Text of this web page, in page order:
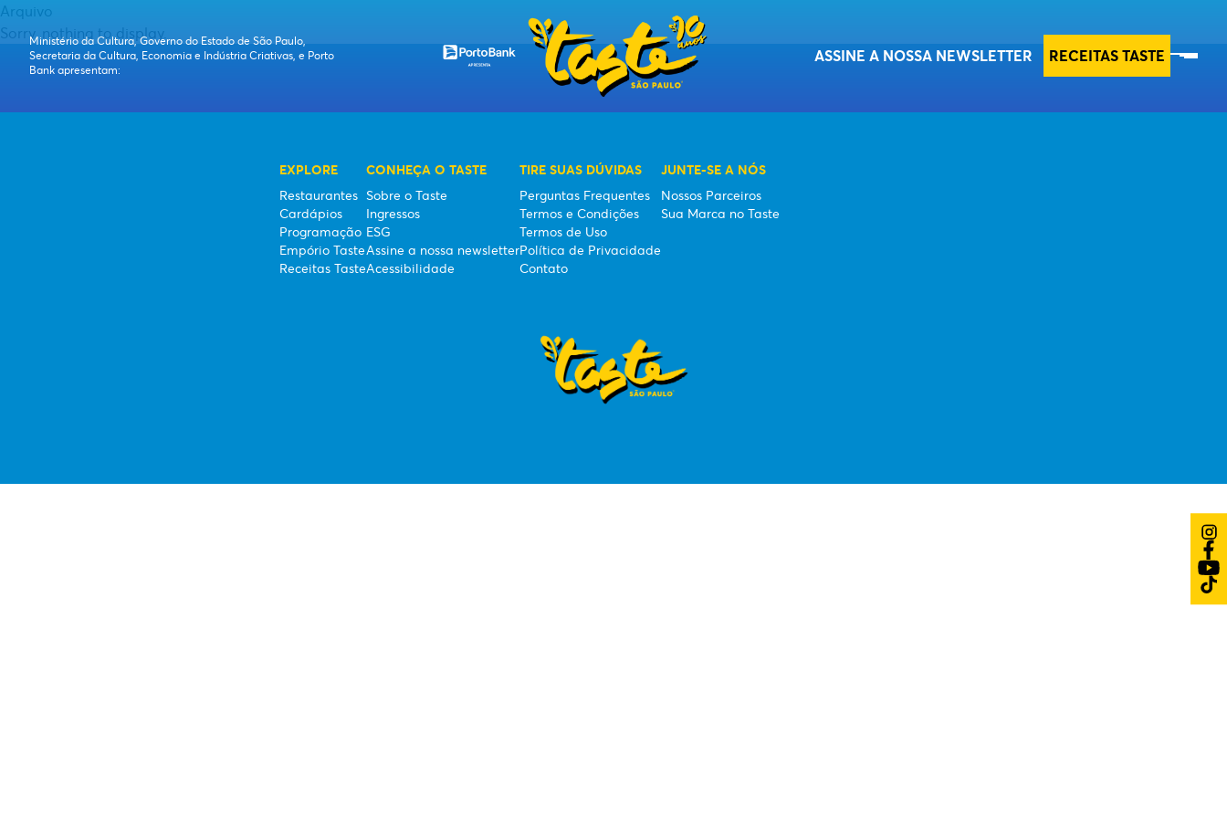
Ministério da Cultura, Governo do Estado de São Paulo,
Secretaria da Cultura, Economia e Indústria Criativas, e Porto
Bank apresentam:
ASSINE A NOSSA NEWSLETTER RECEITAS TASTE
SOBRE O TASTE
PROGRAMAÇÃO
RECEITAS TASTE
EMPÓRIO TASTE
Arquivo
Sorry, nothing to display.
EXPLORE
Restaurantes
Cardápios
Programação
Empório Taste
Receitas Taste
CONHEÇA O TASTE
Sobre o Taste
Ingressos
ESG
Assine a nossa newsletter
Acessibilidade
TIRE SUAS DÚVIDAS
Perguntas Frequentes
Termos e Condições
Termos de Uso
Política de Privacidade
Contato
JUNTE-SE A NÓS
Nossos Parceiros
Sua Marca no Taste